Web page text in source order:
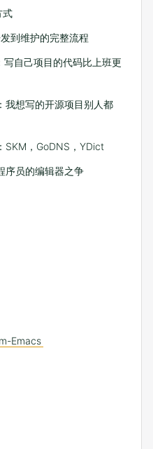
式
到维护的完整流程
自己项目的代码比上班更
想写的开源项目别人都
SKM，GoDNS，YDict
序员的编辑器之争
Emacs